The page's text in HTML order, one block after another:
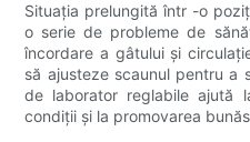
Situația prelungită într -o
o serie de probleme de
încordare a gâtului și
să ajusteze scaunul pentru a
de laborator reglabile ajută
condiții și la promovarea